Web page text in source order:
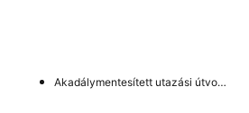
Akadálymentesített utazási útvonal